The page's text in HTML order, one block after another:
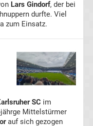
Lars Gindorf, der bei
durfte. Viel
zum Einsatz.
SC im
Mittelstürmer
auf sich gezogen